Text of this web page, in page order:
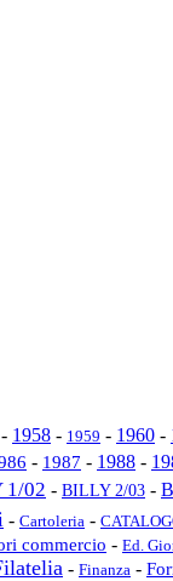
- 1958 - 1959 - 1960 -
- 1987 - 1988 -
1/02 - BILLY 2/03 -
- Cartoleria -
commercio - Ed.
- Finanza -